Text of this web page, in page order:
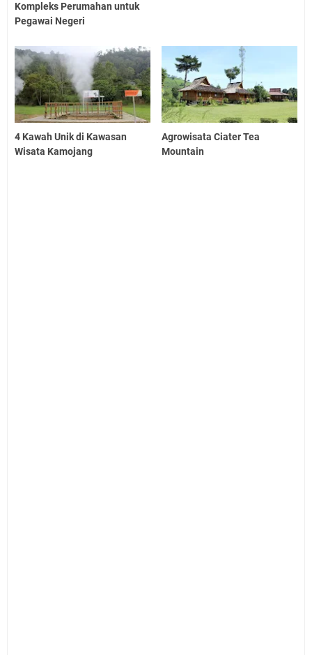
Kompleks Perumahan untuk
Pegawai Negeri
4 Kawah Unik di Kawasan
Wisata Kamojang
Agrowisata Ciater Tea
Mountain